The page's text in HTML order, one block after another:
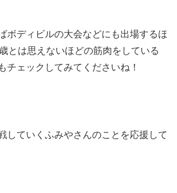
ボディビルの大会などにも出場するほ
とは思えないほどの筋肉をしている
チェックしてみてくださいね！
していくふみやさんのことを応援して